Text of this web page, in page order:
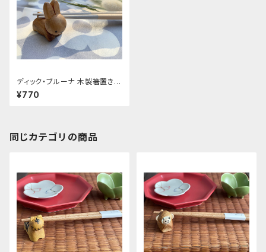
ディック・ブルーナ 木製箸置き
うさぎ(茶)
¥770
同じカテゴリの商品